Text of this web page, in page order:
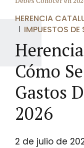
HERENCIA
IMPUESTOS DE
Cómo
Gastos
2026
2 de julio de